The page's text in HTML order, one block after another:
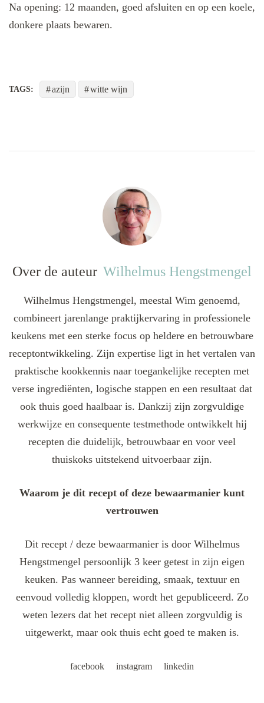
Na opening: 12 maanden, goed afsluiten en op een koele,
donkere plaats bewaren.
TAGS: azijn witte wijn
Over de auteur Wilhelmus Hengstmengel
Wilhelmus Hengstmengel, meestal Wim genoemd,
combineert jarenlange praktijkervaring in professionele
keukens met een sterke focus op heldere en betrouwbare
receptontwikkeling. Zijn expertise ligt in het vertalen van
praktische kookkennis naar toegankelijke recepten met
verse ingrediënten, logische stappen en een resultaat dat
ook thuis goed haalbaar is. Dankzij zijn zorgvuldige
werkwijze en consequente testmethode ontwikkelt hij
recepten die duidelijk, betrouwbaar en voor veel
thuiskoks uitstekend uitvoerbaar zijn.
Waarom je dit recept of deze bewaarmanier kunt
vertrouwen
Dit recept / deze bewaarmanier is door Wilhelmus
Hengstmengel persoonlijk 3 keer getest in zijn eigen
keuken. Pas wanneer bereiding, smaak, textuur en
eenvoud volledig kloppen, wordt het gepubliceerd. Zo
weten lezers dat het recept niet alleen zorgvuldig is
uitgewerkt, maar ook thuis echt goed te maken is.
facebook instagram linkedin